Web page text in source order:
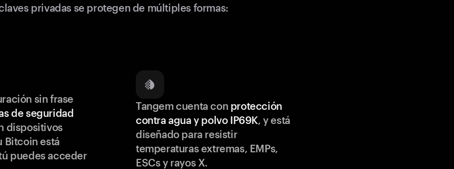
privadas se protegen de múltiples formas:
sin frase
de seguridad
dispositivos
Bitcoin está
puedes acceder
Tangem cuenta con protección
contra agua y polvo IP69K, y está
diseñado para resistir
temperaturas extremas, EMPs,
ESCs y rayos X.